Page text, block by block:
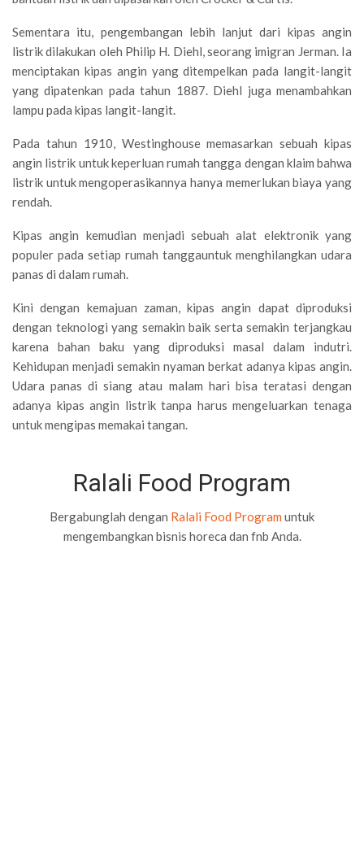
Sementara itu, pengembangan lebih lanjut dari kipas angin
listrik dilakukan oleh Philip H. Diehl, seorang imigran Jerman. Ia
menciptakan kipas angin yang ditempelkan pada langit-langit
yang dipatenkan pada tahun 1887. Diehl juga menambahkan
lampu pada kipas langit-langit.
Pada tahun 1910, Westinghouse memasarkan sebuah kipas
angin listrik untuk keperluan rumah tangga dengan klaim bahwa
listrik untuk mengoperasikannya hanya memerlukan biaya yang
rendah.
Kipas angin kemudian menjadi sebuah alat elektronik yang
populer pada setiap rumah tanggauntuk menghilangkan udara
panas di dalam rumah.
Kini dengan kemajuan zaman, kipas angin dapat diproduksi
dengan teknologi yang semakin baik serta semakin terjangkau
karena bahan baku yang diproduksi masal dalam indutri.
Kehidupan menjadi semakin nyaman berkat adanya kipas angin.
Udara panas di siang atau malam hari bisa teratasi dengan
adanya kipas angin listrik tanpa harus mengeluarkan tenaga
untuk mengipas memakai tangan.
Ralali Food Program
Bergabunglah dengan Ralali Food Program untuk
mengembangkan bisnis horeca dan fnb Anda.